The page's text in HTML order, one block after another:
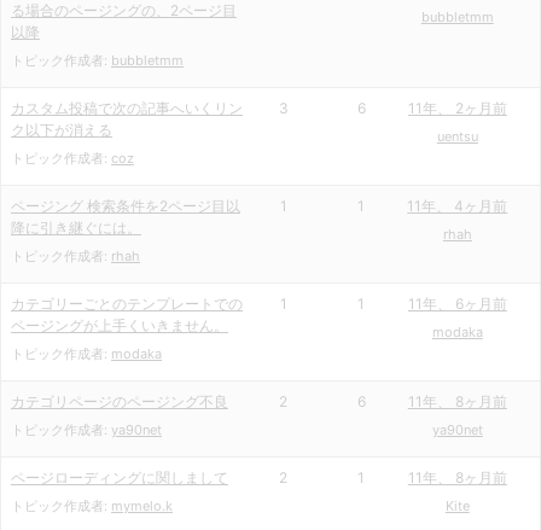
る場合のページングの、2ページ目
以降
トピック作成者: bubbletmm
bubbletmm
カスタム投稿で次の記事へいくリン
ク以下が消える
トピック作成者: coz
3 6 11年、 2ヶ月前
uentsu
ページング 検索条件を2ページ目以
降に引き継ぐには。
トピック作成者: rhah
1 1 11年、 4ヶ月前
rhah
カテゴリーごとのテンプレートでの
ページングが上手くいきません。
トピック作成者: modaka
1 1 11年、 6ヶ月前
modaka
カテゴリページのページング不良
トピック作成者: ya90net
2 6 11年、 8ヶ月前
ya90net
ページローディングに関しまして
トピック作成者: mymelo.k
2 1 11年、 8ヶ月前
Kite